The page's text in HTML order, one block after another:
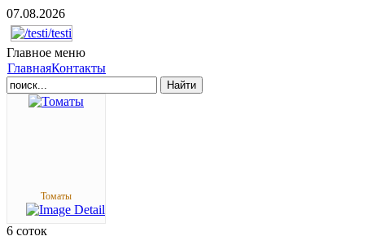
07.08.2026
Главное меню
ГлавнаяКонтакты
Найти
Томаты
6 соток